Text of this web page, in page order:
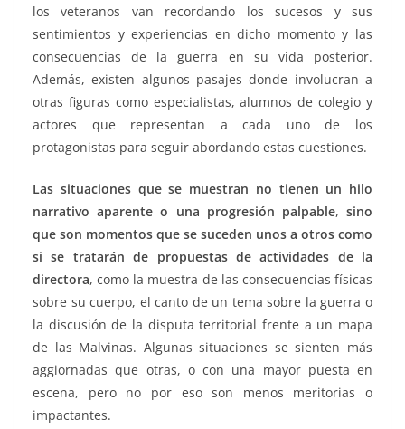
los veteranos van recordando los sucesos y sus
sentimientos y experiencias en dicho momento y las
consecuencias de la guerra en su vida posterior.
Además, existen algunos pasajes donde involucran a
otras figuras como especialistas, alumnos de colegio y
actores que representan a cada uno de los
protagonistas para seguir abordando estas cuestiones.
Las situaciones que se muestran no tienen un hilo
narrativo aparente o una progresión palpable,sino
que son momentos que se suceden unos a otros como
si se tratarán de propuestas de actividades de la
directora, como la muestra de las consecuencias físicas
sobre su cuerpo, el canto de un tema sobre la guerra o
la discusión de la disputa territorial frente a un mapa
de las Malvinas. Algunas situaciones se sienten más
aggiornadas que otras, o con una mayor puesta en
escena, pero no por eso son menos meritorias o
impactantes.